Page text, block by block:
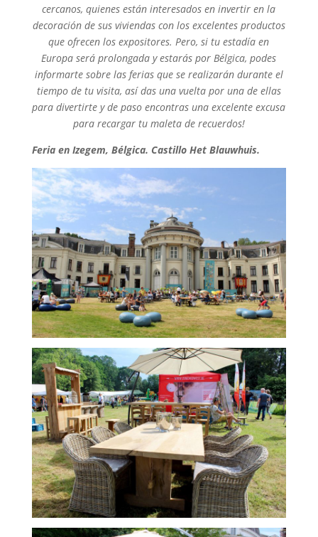
cercanos, quienes están interesados en invertir en la
decoración de sus viviendas con los excelentes productos
que ofrecen los expositores. Pero, si tu estadía en
Europa será prolongada y estarás por Bélgica, podes
informarte sobre las ferias que se realizarán durante el
tiempo de tu visita, así das una vuelta por una de ellas
para divertirte y de paso encontras una excelente excusa
para recargar tu maleta de recuerdos!
Feria en Izegem, Bélgica. Castillo Het Blauwhuis.